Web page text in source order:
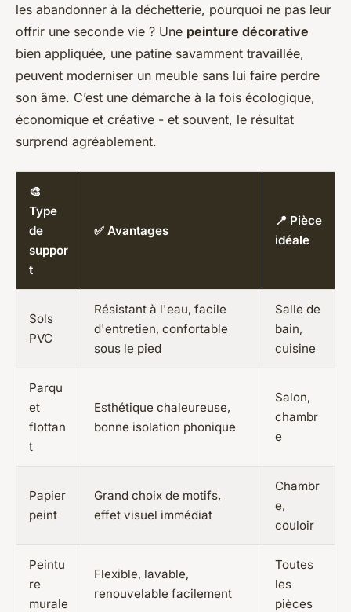
les abandonner à la déchetterie, pourquoi ne pas leur
offrir une seconde vie ? Une peinture décorative
bien appliquée, une patine savamment travaillée,
peuvent moderniser un meuble sans lui faire perdre
son âme. C’est une démarche à la fois écologique,
économique et créative - et souvent, le résultat
surprend agréablement.
🎨
Type
de
suppor
t
✅ Avantages
📍 Pièce
idéale
Sols
PVC
Résistant à l'eau, facile
d'entretien, confortable
sous le pied
Salle de
bain,
cuisine
Parqu
et
flottan
t
Esthétique chaleureuse,
bonne isolation phonique
Salon,
chambr
e
Papier
peint
Grand choix de motifs,
effet visuel immédiat
Chambr
e,
couloir
Peintu
re
murale
Flexible, lavable,
renouvelable facilement
Toutes
les
pièces